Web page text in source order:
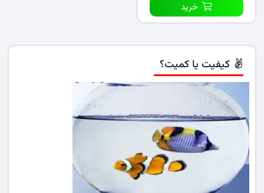
خرید
کیفیت یا کمیت؟